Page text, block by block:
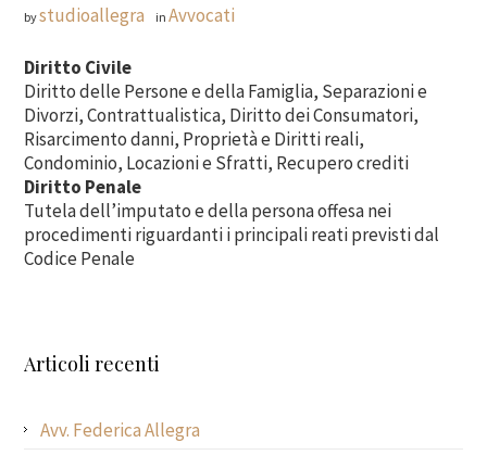
bystudioallegra inAvvocati
Diritto Civile
Diritto delle Persone e della Famiglia, Separazioni e
Divorzi, Contrattualistica, Diritto dei Consumatori,
Risarcimento danni, Proprietà e Diritti reali,
Condominio, Locazioni e Sfratti, Recupero crediti
Diritto Penale
Tutela dell’imputato e della persona offesa nei
procedimenti riguardanti i principali reati previsti dal
Codice Penale
Articoli recenti
Avv. Federica Allegra